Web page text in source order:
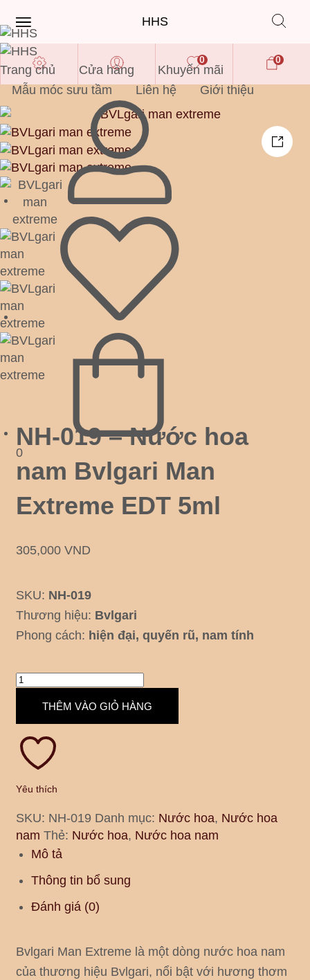
Trang chủ Cửa hàng
Khuyến mãi
Mẫu móc sưu tầm
Liên hệ Giới thiệu
0
HHS
0 0
NH-019 – Nước hoa
nam Bvlgari Man
Extreme EDT 5ml
305,000 VND
SKU: NH-019
Thương hiệu: Bvlgari
Phong cách: hiện đại, quyến rũ, nam tính
THÊM VÀO GIỎ HÀNG
Yêu thích
SKU: NH-019 Danh mục: Nước hoa, Nước hoa
nam Thẻ: Nước hoa, Nước hoa nam
Mô tả
Thông tin bổ sung
Đánh giá (0)
Bvlgari Man Extreme là một dòng nước hoa nam
của thương hiệu Bvlgari, nổi bật với hương thơm